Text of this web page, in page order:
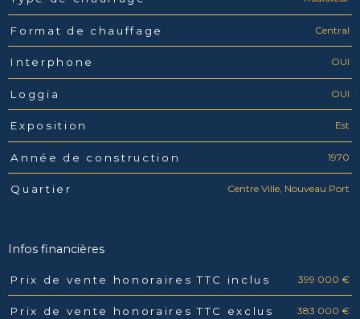
Format de chauffage Central
Interphone OUI
Loggia OUI
Exposition Est
Année de construction 1970
Quartier Centre Ville, Nouveau Port
Infos financières
Caractéristiques Valeurs
Prix de vente honoraires TTC inclus 399 000 €
Prix de vente honoraires TTC exclus 383 000 €